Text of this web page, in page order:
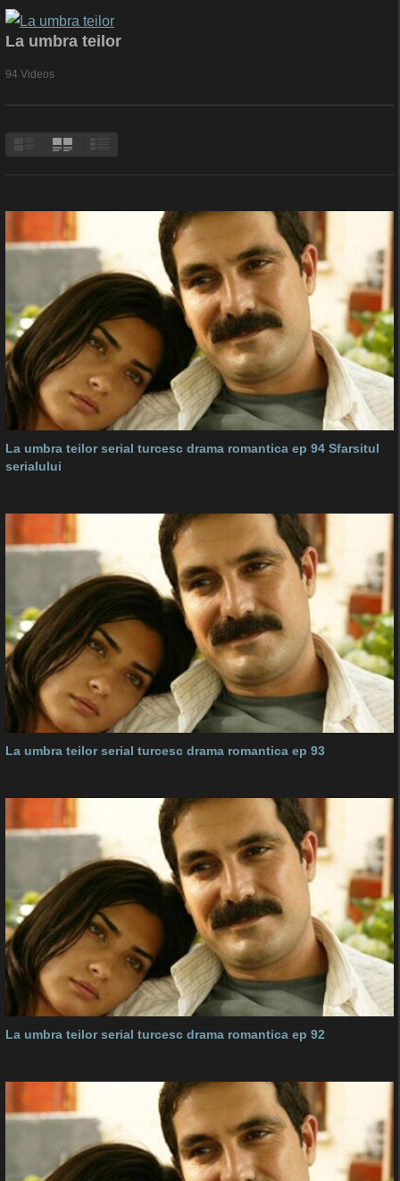
La umbra teilor
94 Videos
La umbra teilor serial turcesc drama romantica ep 94 Sfarsitul
serialului
La umbra teilor serial turcesc drama romantica ep 93
La umbra teilor serial turcesc drama romantica ep 92